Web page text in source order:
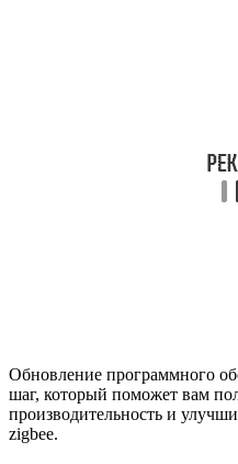
Обновление программного
шаг, который поможет вам
производительность и
zigbee.